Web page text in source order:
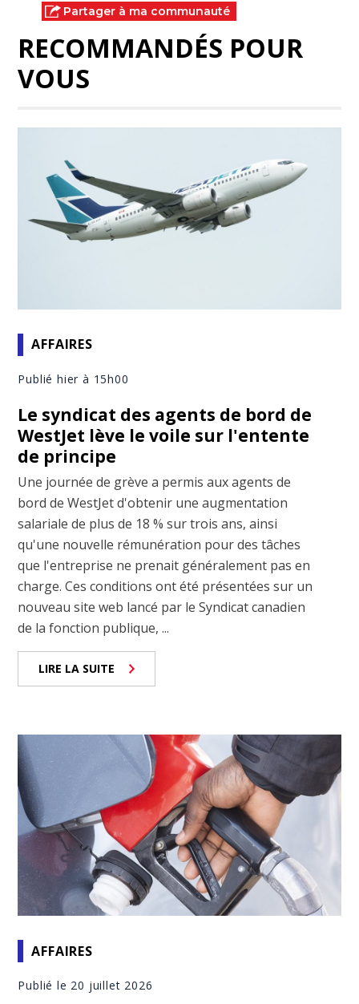
Partager à ma communauté
RECOMMANDÉS POUR
VOUS
AFFAIRES
Publié hier à 15h00
Le syndicat des agents de bord de
WestJet lève le voile sur l'entente
de principe
Une journée de grève a permis aux agents de
bord de WestJet d'obtenir une augmentation
salariale de plus de 18 % sur trois ans, ainsi
qu'une nouvelle rémunération pour des tâches
que l'entreprise ne prenait généralement pas en
charge. Ces conditions ont été présentées sur un
nouveau site web lancé par le Syndicat canadien
de la fonction publique, ...
LIRE LA SUITE
AFFAIRES
Publié le 20 juillet 2026